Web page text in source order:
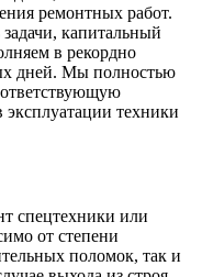
ремонтных работ.
капитальный
в рекордно
дней. Мы полностью
эксплуатации техники
спецтехники или
от степени
поломок, так и